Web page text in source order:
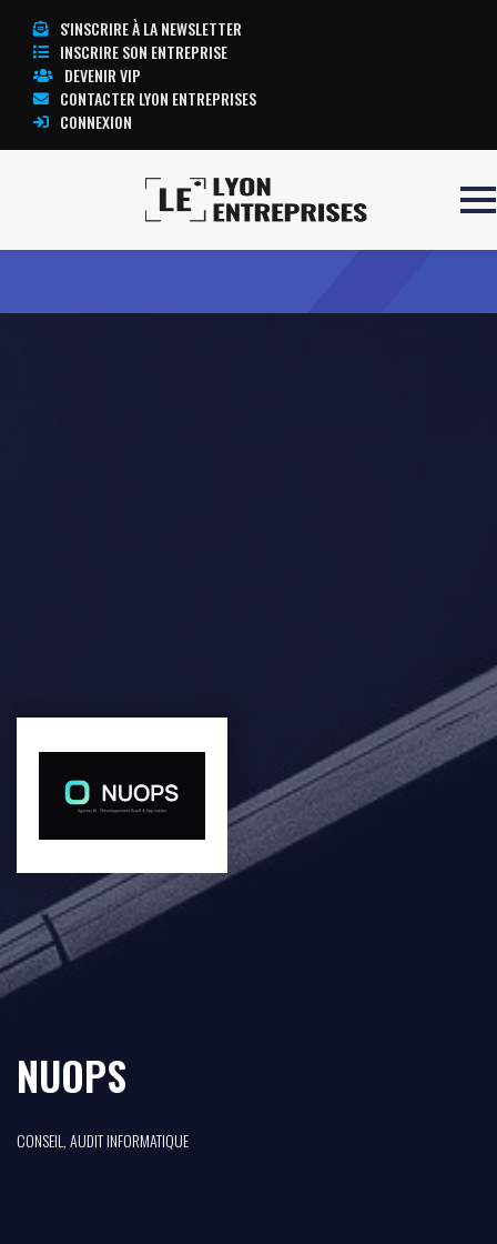
S'INSCRIRE À LA NEWSLETTER
INSCRIRE SON ENTREPRISE
DEVENIR VIP
CONTACTER LYON ENTREPRISES
CONNEXION
NUOPS
CONSEIL, AUDIT INFORMATIQUE